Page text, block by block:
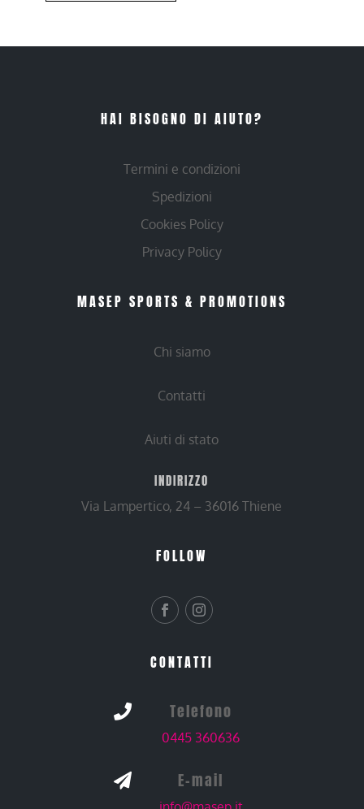
HAI BISOGNO DI AIUTO?
Termini e condizioni
Spedizioni
Cookies Policy
Privacy Policy
MASEP SPORTS & PROMOTIONS
Chi siamo
Contatti
Aiuti di stato
INDIRIZZO
Via Lampertico, 24 – 36016 Thiene
FOLLOW
CONTATTI
 Telefono
0445 360636
 E-mail